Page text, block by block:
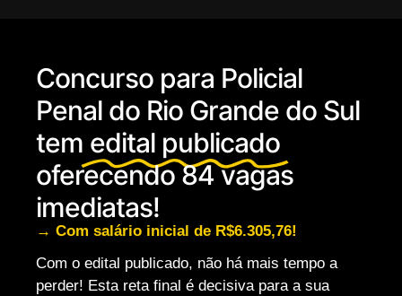
Concurso para Policial
Penal do Rio Grande do Sul
tem edital publicado
oferecendo 84 vagas
imediatas!
→ Com salário inicial de R$6.305,76!
Com o edital publicado, não há mais tempo a
perder! Esta reta final é decisiva para a sua